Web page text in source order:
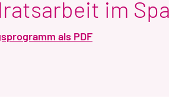
im
als PDF